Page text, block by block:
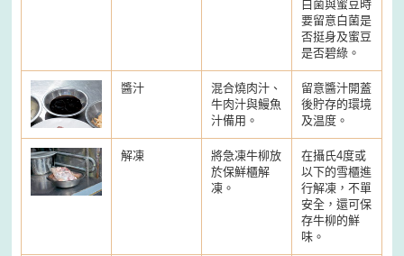
白菌與蜜豆時
要留意白菌是
否挺身及蜜豆
是否碧綠。
醬汁
混合燒肉汁、
牛肉汁與鰻魚
汁備用。
留意醬汁開蓋
後貯存的環境
及温度。
解凍
將急凍牛柳放
於保鮮櫃解
凍。
在攝氏4度或
以下的雪櫃進
行解凍，不單
安全，還可保
存牛柳的鮮
味。